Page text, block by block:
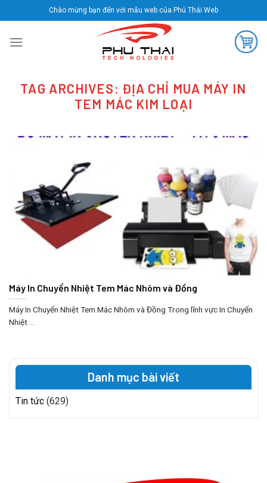
to
content
Chào mừng bạn đến với mẫu web của Phú Thái Web
TAG ARCHIVES: ĐỊA CHỈ MUA MÁY IN
TEM MÁC KIM LOẠI
Danh mục bài viết
Tin tức (629)
Máy In Chuyển Nhiệt Tem Mác Nhôm và Đồng
Máy In Chuyển Nhiệt Tem Mác Nhôm và Đồng Trong lĩnh vực In Chuyển
Nhiệt ...